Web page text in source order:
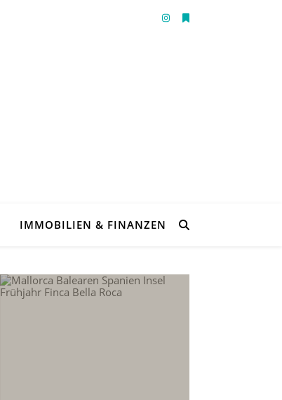
IMMOBILIEN & FINANZEN